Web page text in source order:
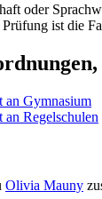
oder
ist die
an Gymnasium
an Regelschulen
Olivia Mauny